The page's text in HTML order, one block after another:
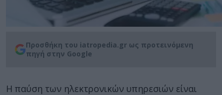
Προσθήκη του iatropedia.gr ως προτεινόμενη
πηγή στην Google
Η παύση των ηλεκτρονικών υπηρεσιών είναι